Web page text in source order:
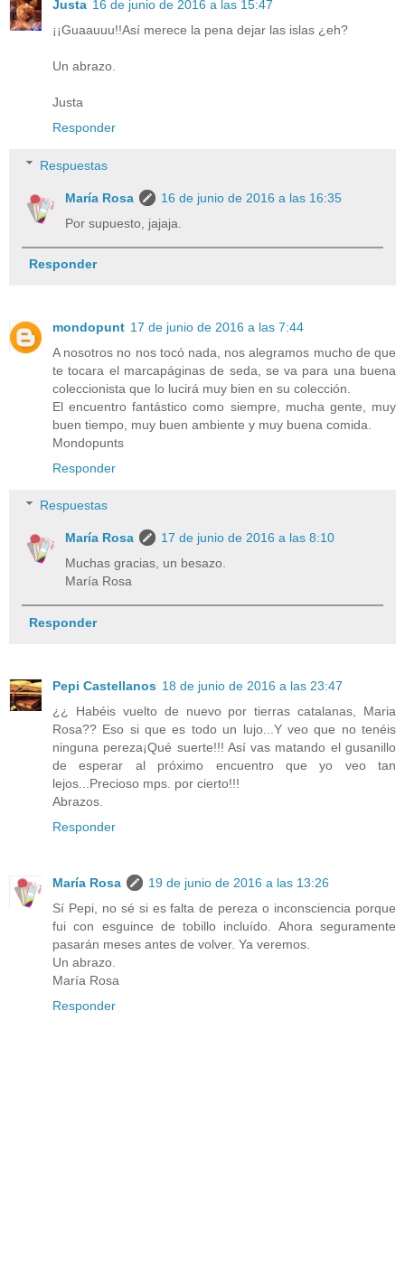
Justa 16 de junio de 2016 a las 15:47
¡¡Guaauuu!!Así merece la pena dejar las islas ¿eh?
Un abrazo.
Justa
Responder
Respuestas
María Rosa
16 de junio de 2016 a las 16:35
Por supuesto, jajaja.
Responder
mondopunt 17 de junio de 2016 a las 7:44
A nosotros no nos tocó nada, nos alegramos mucho de que
te tocara el marcapáginas de seda, se va para una buena
coleccionista que lo lucirá muy bien en su colección.
El encuentro fantástico como siempre, mucha gente, muy
buen tiempo, muy buen ambiente y muy buena comida.
Mondopunts
Responder
Respuestas
María Rosa
17 de junio de 2016 a las 8:10
Muchas gracias, un besazo.
María Rosa
Responder
Pepi Castellanos 18 de junio de 2016 a las 23:47
¿¿ Habéis vuelto de nuevo por tierras catalanas, Maria
Rosa?? Eso si que es todo un lujo...Y veo que no tenéis
ninguna pereza¡Qué suerte!!! Así vas matando el gusanillo
de esperar al próximo encuentro que yo veo tan
lejos...Precioso mps. por cierto!!!
Abrazos.
Responder
María Rosa
19 de junio de 2016 a las 13:26
Sí Pepi, no sé si es falta de pereza o inconsciencia porque
fui con esguince de tobillo incluído. Ahora seguramente
pasarán meses antes de volver. Ya veremos.
Un abrazo.
María Rosa
Responder